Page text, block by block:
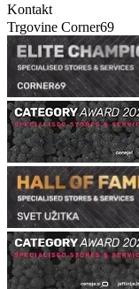
Kontakt
Trgovine Corner69